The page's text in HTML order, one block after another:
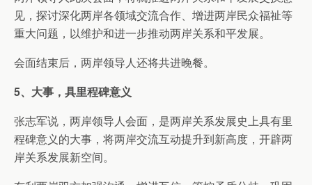
见，探讨深化两岸各领域交流合作、增进两岸民众福祉等
重大问题，以维护和进一步推动两岸关系和平发展。
会面结束后，两岸领导人还将共进晚餐。
5、大事，具里程碑意义
张志军说，两岸领导人会面，是两岸关系发展史上具有里
程碑意义的大事，将两岸交流互动提升到新高度，开辟两
岸关系发展新空间。